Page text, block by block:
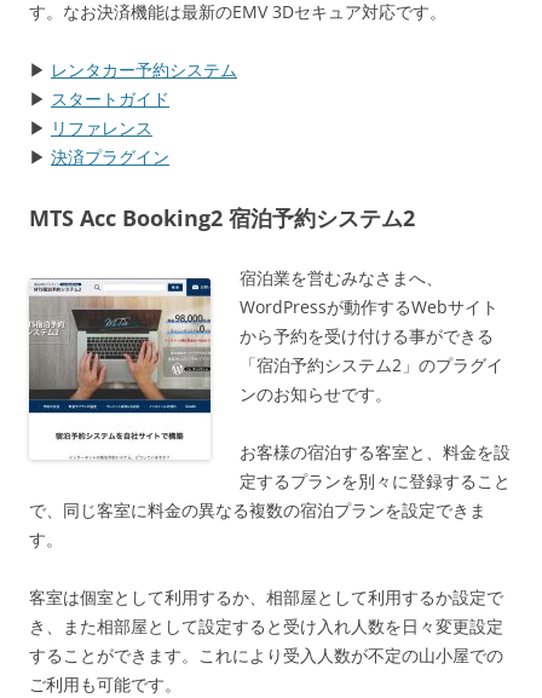
す。なお決済機能は最新のEMV 3Dセキュア対応です。
▶ レンタカー予約システム
▶ スタートガイド
▶ リファレンス
▶ 決済プラグイン
MTS Acc Booking2 宿泊予約システム2
宿泊業を営むみなさまへ、
WordPressが動作するWebサイト
から予約を受け付ける事ができる
「宿泊予約システム2」のプラグイ
ンのお知らせです。
お客様の宿泊する客室と、料金を設
定するプランを別々に登録すること
で、同じ客室に料金の異なる複数の宿泊プランを設定できま
す。
客室は個室として利用するか、相部屋として利用するか設定で
き、また相部屋として設定すると受け入れ人数を日々変更設定
することができます。これにより受入人数が不定の山小屋での
ご利用も可能です。